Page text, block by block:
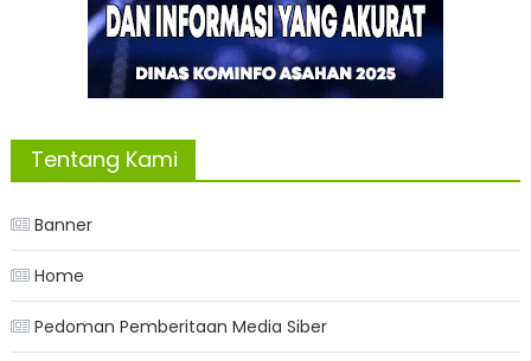
Tentang Kami
Banner
Home
Pedoman Pemberitaan Media Siber